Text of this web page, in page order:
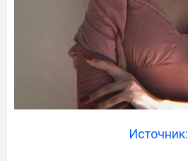
Источник: